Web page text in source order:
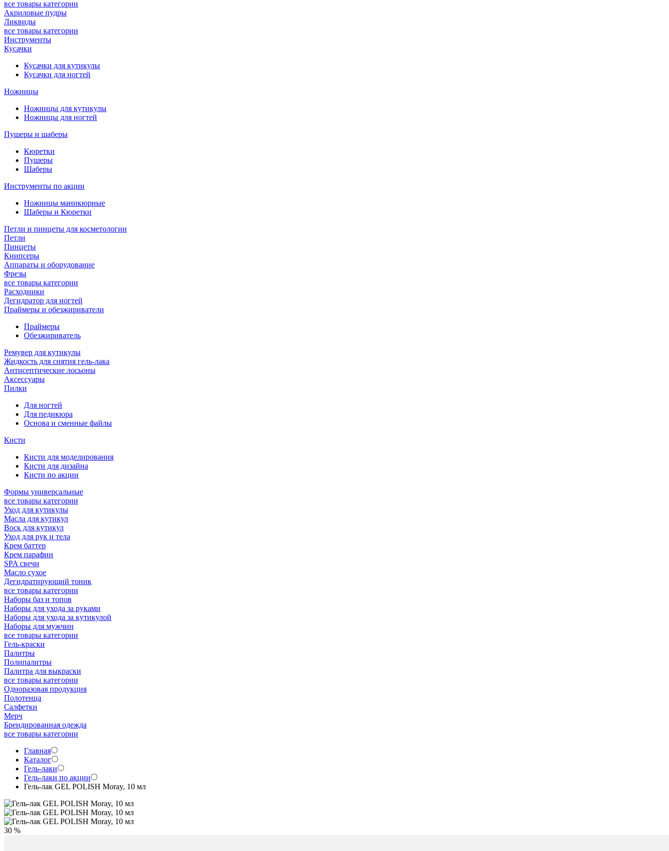
все товары категории
Акриловые пудры
Ликвиды
все товары категории
Инструменты
Кусачки
Кусачки для кутикулы
Кусачки для ногтей
Ножницы
Ножницы для кутикулы
Ножницы для ногтей
Пушеры и шаберы
Кюретки
Пушеры
Шаберы
Инструменты по акции
Ножницы маникюрные
Шаберы и Кюретки
Петли и пинцеты для косметологии
Петли
Пинцеты
Книпсеры
Аппараты и оборудование
Фрезы
все товары категории
Расходники
Дегидратор для ногтей
Праймеры и обезжириватели
Праймеры
Обезжириватель
Ремувер для кутикулы
Жидкость для снятия гель-лака
Антисептические лосьоны
Аксессуары
Пилки
Для ногтей
Для педикюра
Основа и сменные файлы
Кисти
Кисти для моделирования
Кисти для дизайна
Кисти по акции
Формы универсальные
все товары категории
Уход для кутикулы
Масла для кутикул
Воск для кутикул
Уход для рук и тела
Крем баттер
Крем парафин
SPA свечи
Масло сухое
Дегидратирующий тоник
все товары категории
Наборы баз и топов
Наборы для ухода за руками
Наборы для ухода за кутикулой
Наборы для мужчин
все товары категории
Гель-краски
Палитры
Полипалитры
Палитра для выкраски
все товары категории
Одноразовая продукция
Полотенца
Салфетки
Мерч
Брендированная одежда
все товары категории
Главная
Каталог
Гель-лаки
Гель-лаки по акции
Гель-лак GEL POLISH Moray, 10 мл
30 %